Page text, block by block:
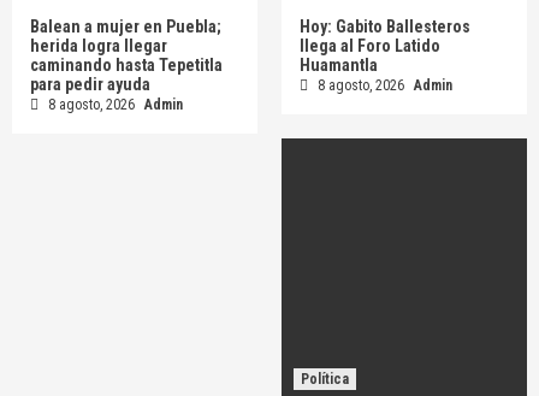
Balean a mujer en Puebla;
herida logra llegar
caminando hasta Tepetitla
para pedir ayuda
8 agosto, 2026 Admin
Hoy: Gabito Ballesteros
llega al Foro Latido
Huamantla
8 agosto, 2026 Admin
Política